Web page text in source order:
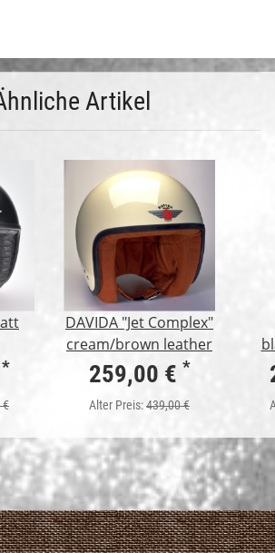
Artikel
*
€
DAVIDA "Jet Complex"
cream/brown leather
259,00 € *
Alter Preis:439,00 €